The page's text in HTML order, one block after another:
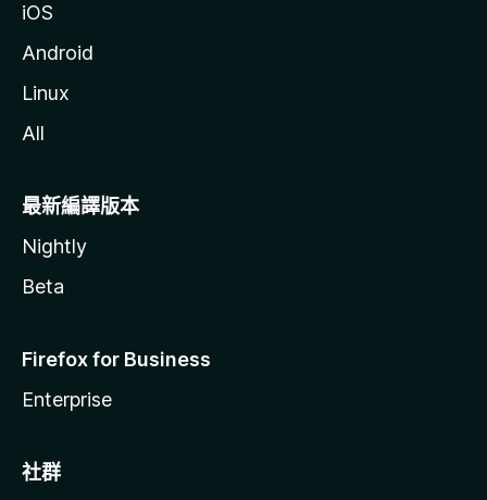
iOS
Android
Linux
All
最新編譯版本
Nightly
Beta
Firefox for Business
Enterprise
社群